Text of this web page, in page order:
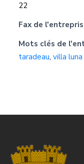
22
Fax de
Mots clés de
taradeau, villa luna